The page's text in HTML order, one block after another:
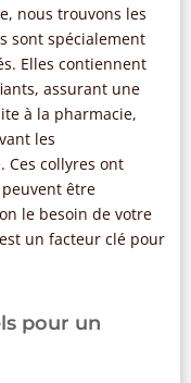
nous trouvons les
sont spécialement
Elles contiennent
assurant une
à la pharmacie,
les
Ces collyres ont
peuvent être
le besoin de votre
un facteur clé pour
pour un